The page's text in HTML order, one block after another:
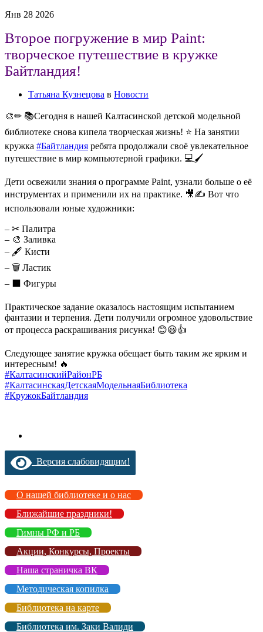
Янв 28 2026
Второе погружение в мир Paint:
творческое путешествие в кружке
Байтландия!
Татьяна Кузнецова в Новости
🎨✏ 📚Сегодня в нашей Калтасинской детской модельной
библиотеке снова кипела творческая жизнь! ⭐ На занятии
кружка #Байтландия ребята продолжали своё увлекательное
путешествие в мир компьютерной графики. 💻🖌
Дети освежили знания о программе Paint, узнали больше о её
инструментах и применили их на практике. 🎥✍ Вот что
использовали юные художники:
– ✂ Палитра
– 🎨 Заливка
– 🖋 Кисти
– 🗑 Ластик
– ⬛️ Фигуры
Практическое задание оказалось настоящим испытанием
фантазии и терпения. Дети получили огромное удовольствие
от процесса раскрашивания рисунка! 😊😃👍
Следующее занятие кружка обещает быть таким же ярким и
интересным! 🔥
#КалтасинскийРайонРБ
#КалтасинскаяДетскаяМодельнаяБиблиотека
#КружокБайтландия
Версия слабовидящим!
О нашей библиотеке и о нас
Ближайшие праздники!
Гимны РФ и РБ
Акции, Конкурсы, Проекты
Наша страничка ВК
Методическая копилка
Библиотека на карте
Библиотека им. Заки Валиди